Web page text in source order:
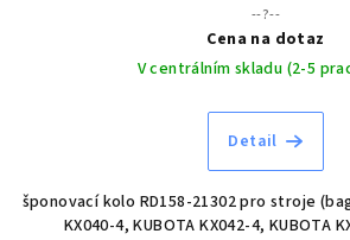
--?--
Cena na dotaz
V centrálním skladu (2-5
Detail
šponovací kolo RD158-21302 pro stroje
KX040-4, KUBOTA KX042-4, KUBOTA